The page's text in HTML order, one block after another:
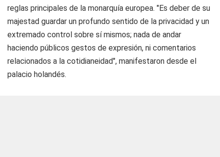
reglas principales de la monarquía europea. "Es deber de su
majestad guardar un profundo sentido de la privacidad y un
extremado control sobre sí mismos; nada de andar
haciendo públicos gestos de expresión, ni comentarios
relacionados a la cotidianeidad", manifestaron desde el
palacio holandés.